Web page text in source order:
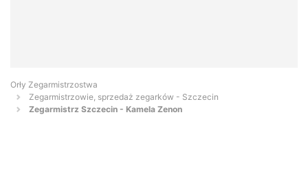
Orły Zegarmistrzostwa
Zegarmistrzowie, sprzedaż zegarków - Szczecin
Zegarmistrz Szczecin - Kamela Zenon